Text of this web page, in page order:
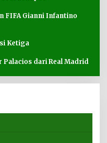
FIFA Gianni Infantino
Ketiga
Palacios dari Real Madrid